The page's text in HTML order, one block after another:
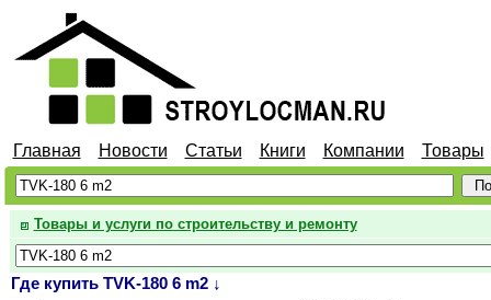
Главная Новости Статьи Книги Компании Товары
Товары и услуги по строительству и ремонту
Где купить TVK-180 6 m2 ↓